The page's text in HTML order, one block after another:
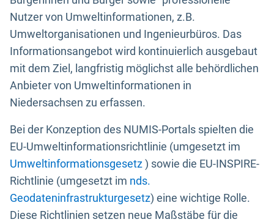
Nutzer von Umweltinformationen, z.B.
Umweltorganisationen und Ingenieurbüros. Das
Informationsangebot wird kontinuierlich ausgebaut
mit dem Ziel, langfristig möglichst alle behördlichen
Anbieter von Umweltinformationen in
Niedersachsen zu erfassen.
Bei der Konzeption des NUMIS-Portals spielten die
EU-Umweltinformationsrichtlinie (umgesetzt im
Umweltinformationsgesetz) sowie die EU-INSPIRE-
Richtlinie (umgesetzt im nds.
Geodateninfrastrukturgesetz) eine wichtige Rolle.
Diese Richtlinien setzen neue Maßstäbe für die